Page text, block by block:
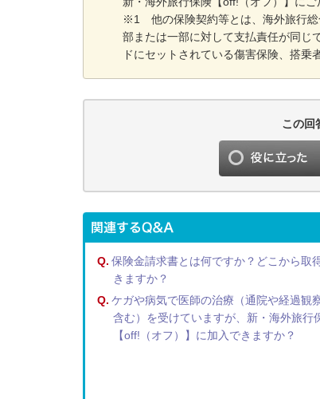
※1 他の保険契約等とは、海外旅行総
部または一部に対して支払責任が同じ
ドにセットされている傷害保険、搭乗
この回
Q. 保険金請求書とは何ですか？どこから取
きますか？
Q. ケガや病気で医師の治療（通院や経過観
含む）を受けていますが、新・海外旅行
【off!（オフ）】に加入できますか？